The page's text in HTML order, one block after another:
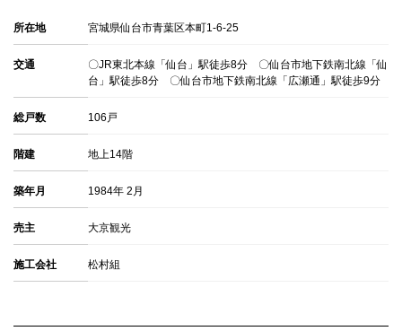
所在地 宮城県仙台市青葉区本町1-6-25
交通
〇JR東北本線「仙台」駅徒歩8分 〇仙台市地下鉄南北線「仙
台」駅徒歩8分 〇仙台市地下鉄南北線「広瀬通」駅徒歩9分
総戸数 106戸
階建 地上14階
築年月 1984年 2月
売主 大京観光
施工会社 松村組